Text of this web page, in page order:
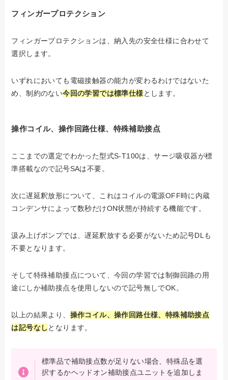
フィンガープロテクション
フィンガープロテクションは、納入先の安全仕様に合わせて
選択します。
いずれにおいても電磁接触器の能力が変わるわけではないた
め、制約のない今回の学習では標準仕様とします。
操作コイル、操作回路仕様、特殊補助接点
ここまでの選定でわかった型式S-T100は、サージ吸収器が標
準搭載なので記号SAは不要。
次に遅延釈放形について、これはコイルの電源OFF時に内蔵
コンデンサによって数秒だけON状態が持続する機能です。
汲み上げポンプでは、遅延釈放する必要がないため記号DLも
不要となります。
そして特殊補助接点について、今回の学習では制御回路の用
途にしか補助接点を使用しないので記号無しでOK。
以上の結果より、 操作コイル、操作回路仕様、特殊補助接点
は記号なしとなります。
標準品で補助接点数が足りない場合、特殊品を選
択するかヘッドオン補助接点ユニットを追加しま